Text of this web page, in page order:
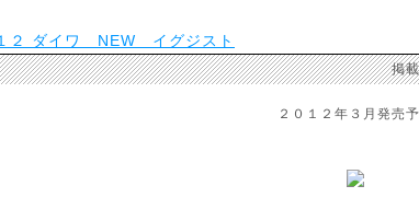
２ ダイワ NEW イグジスト
掲
２０１２年３月発売